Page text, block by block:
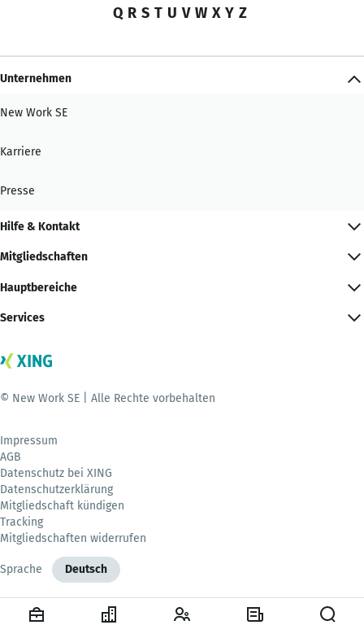
Q R S T U V W X Y Z
Unternehmen
New Work SE
Karriere
Presse
Hilfe & Kontakt
Mitgliedschaften
Hauptbereiche
Services
© New Work SE | Alle Rechte vorbehalten
Impressum
AGB
Datenschutz bei XING
Datenschutzerklärung
Mitgliedschaft kündigen
Tracking
Mitgliedschaften widerrufen
Sprache Deutsch